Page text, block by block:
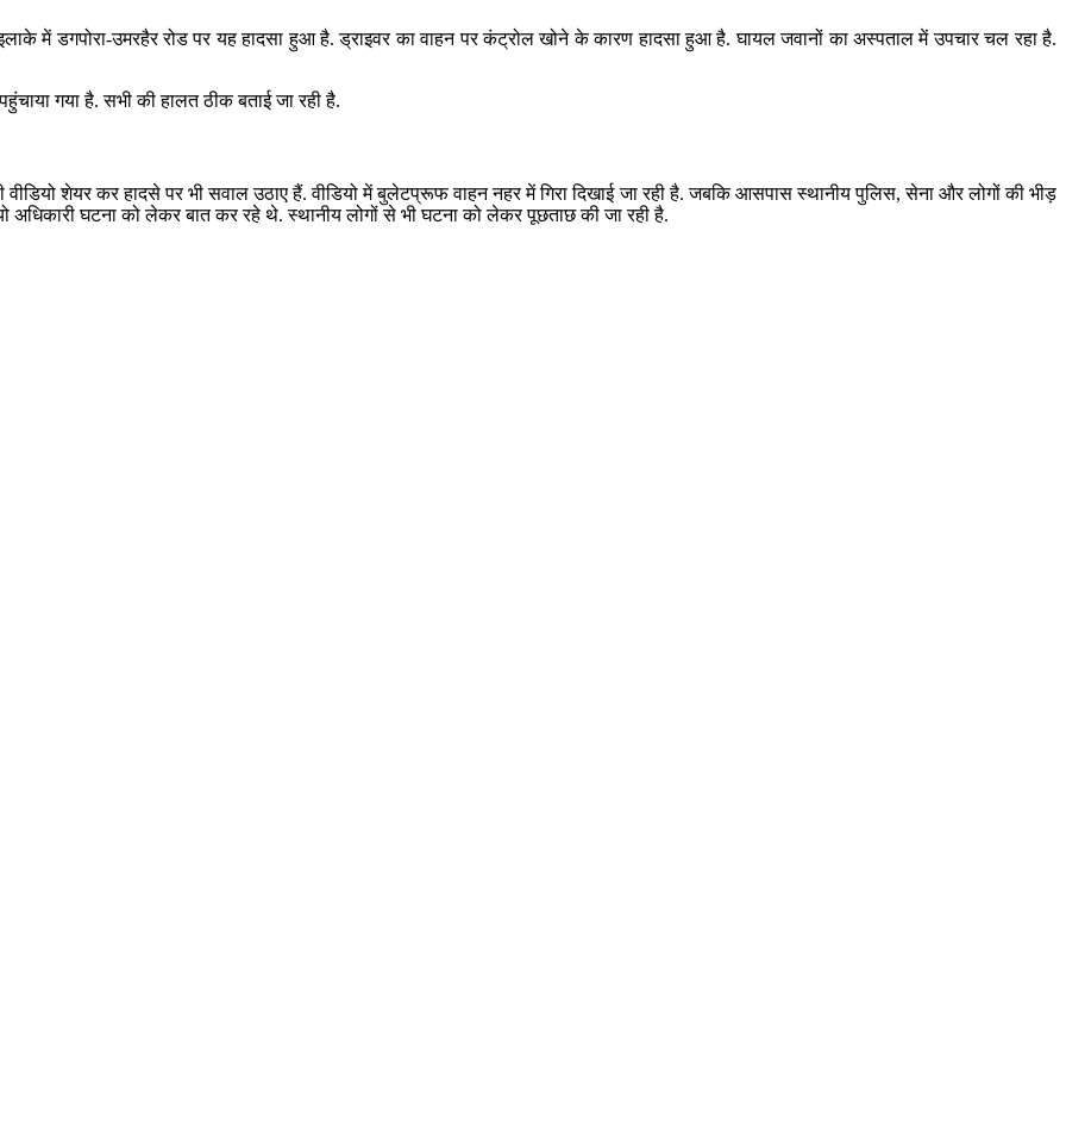
में डगपोरा-उमरहैर रोड पर यह हादसा हुआ है. ड्राइवर का वाहन पर कंट्रोल खोने के कारण हादसा हुआ है. घायल जवानों का अस्पताल में उपचार चल रहा है.
गया है. सभी की हालत ठीक बताई जा रही है.
वीडियो शेयर कर हादसे पर भी सवाल उठाए हैं. वीडियो में बुलेटप्रूफ वाहन नहर में गिरा दिखाई जा रही है. जबकि आसपास स्थानीय पुलिस, सेना और लोगों की भीड़
अधिकारी घटना को लेकर बात कर रहे थे. स्थानीय लोगों से भी घटना को लेकर पूछताछ की जा रही है.